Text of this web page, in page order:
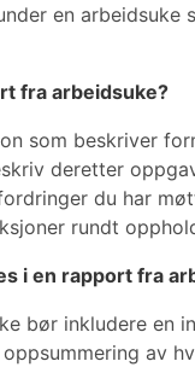
en arbeidsuke
fra arbeidsuke?
som beskriver
deretter
du har
rundt
i en rapport fra
bør inkludere en
av